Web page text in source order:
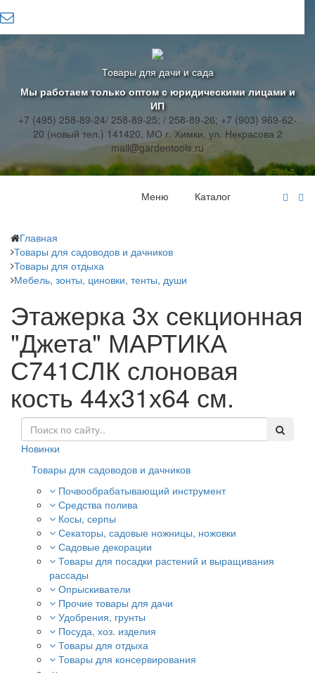
Товары для дачи и сада
Мы работаем только оптом с юридическими лицами и
ИП
+7 (495) 258-89-24/ 258-89-25; / 258-89-26; +7 (903) 969-62-
20 (новый тел.) 141420, МО г. Химки, ул. Некрасова 2
mail@gardentools.ru
Каталог
Меню
Главная
Товары для садоводов и дачников
Товары для отдыха
Мебель, зонты, циновки, тенты, души
Этажерка 3х секционная
"Джета" МАРТИКА
С741СЛК слоновая
кость 44х31х64 см.
Новинки
Товары для садоводов и дачников
Почвообрабатывающий инструмент
Средства полива
Косы, серпы
Секаторы, садовые ножницы, ножовки
Садовые декорации
Товары для посадки растений и выращивания
рассады
Опрыскиватели
Прочие товары для дачи
Удобрения, грунты
Посуда, хоз. изделия
Товары для отдыха
Товары для консервирования